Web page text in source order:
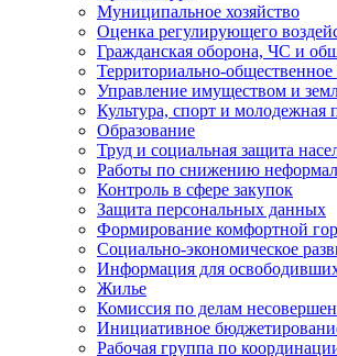
Муниципальное хозяйство
Оценка регулирующего
Гражданская оборона, ЧС и
Территориально-
Управление имуществом и
Культура, спорт и молодежная
Образование
Труд и социальная защита
Работы по снижению
Контроль в сфере закупок
Защита персональных данных
Формирование комфортной
Социально-экономическое
Информация для
Жилье
Комиссия по делам
Инициативное
Рабочая группа по